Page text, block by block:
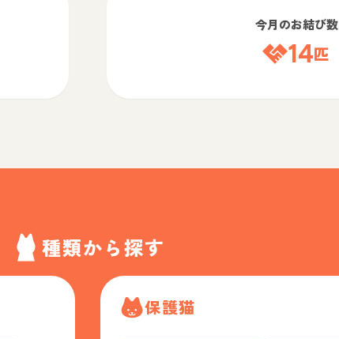
今月のお結び数
14匹
種類から探す
保護猫